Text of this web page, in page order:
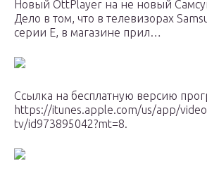
Новый OttPlayer на не новый
Дело в том, что в телевизорах
серии Е, в магазине прил…
Ссылка на бесплатную версию
https://itunes.apple.com/us/app/
tv/id973895042?mt=8.